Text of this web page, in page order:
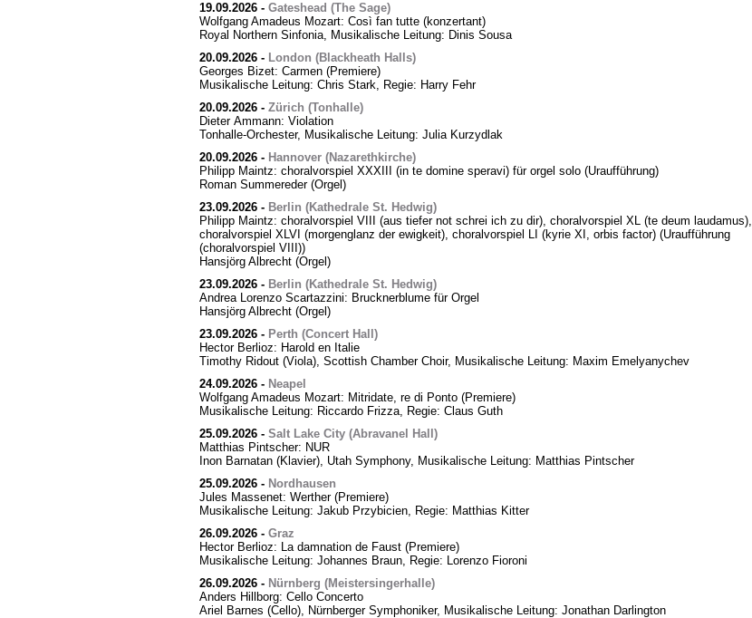
19.09.2026- Gateshead (The Sage)
Wolfgang Amadeus Mozart: Così fan tutte (konzertant)
Royal Northern Sinfonia, Musikalische Leitung: Dinis Sousa
20.09.2026- London (Blackheath Halls)
Georges Bizet: Carmen (Premiere)
Musikalische Leitung: Chris Stark, Regie: Harry Fehr
20.09.2026- Zürich (Tonhalle)
Dieter Ammann: Violation
Tonhalle-Orchester, Musikalische Leitung: Julia Kurzydlak
20.09.2026- Hannover (Nazarethkirche)
Philipp Maintz: choralvorspiel XXXIII (in te domine speravi) für orgel solo (Uraufführung)
Roman Summereder (Orgel)
23.09.2026- Berlin (Kathedrale St. Hedwig)
Philipp Maintz: choralvorspiel VIII (aus tiefer not schrei ich zu dir), choralvorspiel XL (te deum laudamus),
choralvorspiel XLVI (morgenglanz der ewigkeit), choralvorspiel LI (kyrie XI, orbis factor) (Uraufführung
(choralvorspiel VIII))
Hansjörg Albrecht (Orgel)
23.09.2026- Berlin (Kathedrale St. Hedwig)
Andrea Lorenzo Scartazzini: Brucknerblume für Orgel
Hansjörg Albrecht (Orgel)
23.09.2026- Perth (Concert Hall)
Hector Berlioz: Harold en Italie
Timothy Ridout (Viola), Scottish Chamber Choir, Musikalische Leitung: Maxim Emelyanychev
24.09.2026- Neapel
Wolfgang Amadeus Mozart: Mitridate, re di Ponto (Premiere)
Musikalische Leitung: Riccardo Frizza, Regie: Claus Guth
25.09.2026- Salt Lake City (Abravanel Hall)
Matthias Pintscher: NUR
Inon Barnatan (Klavier), Utah Symphony, Musikalische Leitung: Matthias Pintscher
25.09.2026- Nordhausen
Jules Massenet: Werther (Premiere)
Musikalische Leitung: Jakub Przybicien, Regie: Matthias Kitter
26.09.2026- Graz
Hector Berlioz: La damnation de Faust (Premiere)
Musikalische Leitung: Johannes Braun, Regie: Lorenzo Fioroni
26.09.2026- Nürnberg (Meistersingerhalle)
Anders Hillborg: Cello Concerto
Ariel Barnes (Cello), Nürnberger Symphoniker, Musikalische Leitung: Jonathan Darlington